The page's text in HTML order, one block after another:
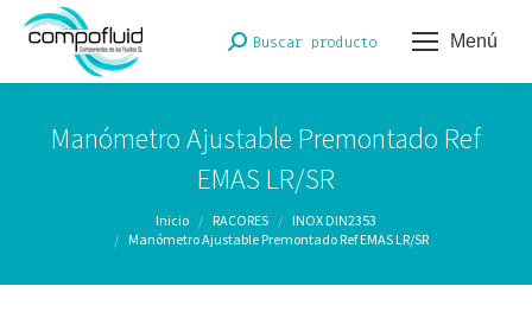
Menú
Buscar:Buscar producto
Manómetro Ajustable Premontado Ref
EMAS LR/SR
Inicio RACORES
INOX DIN2353
Manómetro Ajustable Premontado Ref EMAS LR/SR